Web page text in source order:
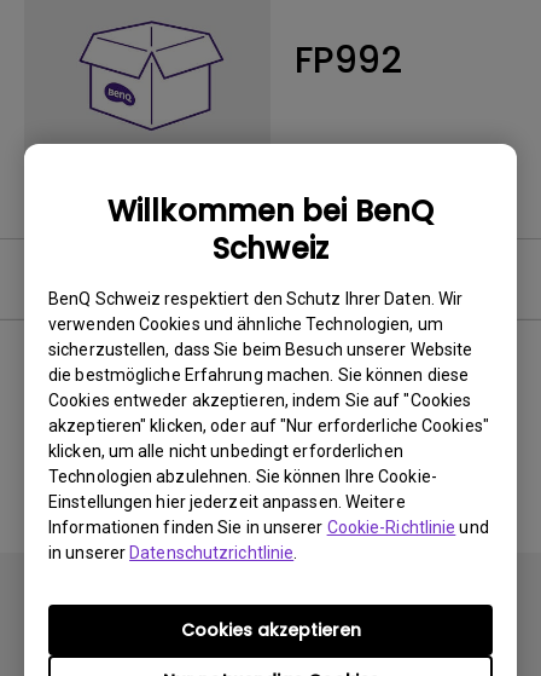
Willkommen bei BenQ
Schweiz
BenQ Schweiz respektiert den Schutz Ihrer Daten. Wir
verwenden Cookies und ähnliche Technologien, um
sicherzustellen, dass Sie beim Besuch unserer Website
die bestmögliche Erfahrung machen. Sie können diese
Cookies entweder akzeptieren, indem Sie auf "Cookies
akzeptieren" klicken, oder auf "Nur erforderliche Cookies"
klicken, um alle nicht unbedingt erforderlichen
Technologien abzulehnen. Sie können Ihre Cookie-
Einstellungen hier jederzeit anpassen. Weitere
Informationen finden Sie in unserer Cookie-Richtlinie und
in unsererDatenschutzrichtlinie
Cookies akzeptieren
FP992
Keine zugehörigen Software
&amp; Treiber